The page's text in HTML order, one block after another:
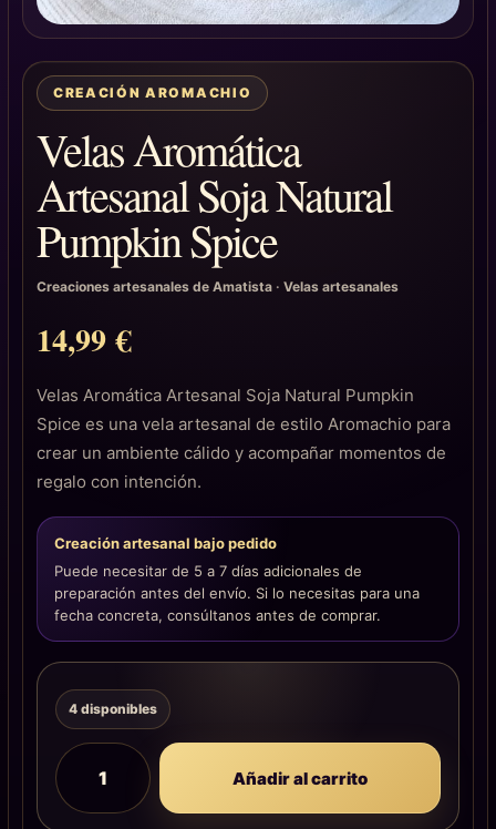
CREACIÓN AROMACHIO
Velas Aromática
Artesanal Soja Natural
Pumpkin Spice
Creaciones artesanales de Amatista · Velas artesanales
14,99€
Velas Aromática Artesanal Soja Natural Pumpkin
Spice es una vela artesanal de estilo Aromachio para
crear un ambiente cálido y acompañar momentos de
regalo con intención.
Creación artesanal bajo pedido
Puede necesitar de 5 a 7 días adicionales de
preparación antes del envío. Si lo necesitas para una
fecha concreta, consúltanos antes de comprar.
4 disponibles
Añadir al carrito